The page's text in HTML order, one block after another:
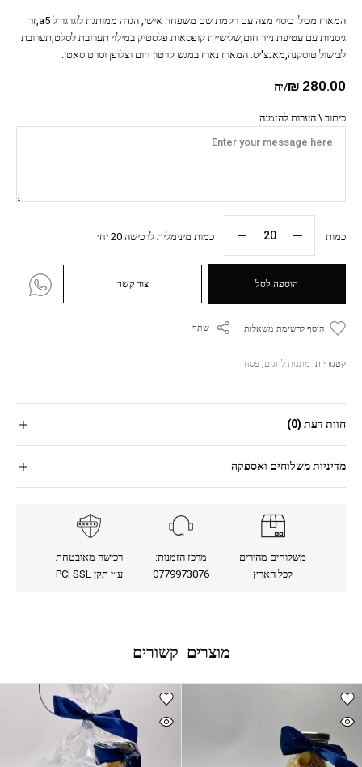
₪ 280.00 /יח
כיתוב \ הערות להזמנה
כמות כמות מינימלית לרכישה 20 יח׳
הוספה לסל צור קשר
הוסף לרשימת משאלות שתף
קטגוריות: מתנות לחגים, פסח
המארז מכיל: כיסוי מצה עם רקמת שם משפחה אישי, הגדה ממותגת לוגו גודל a5,זר
גיסניות עם עטיפת נייר חום,שלישיית קופסאות פלסטיק במילוי תערובת לסלט,תערובת
לבישול טוסקנה,מאנצ'יס. המארז נארז במגש קרטון חום וצלופן וסרט סאטן.
חוות דעת (0)
מדיניות משלוחים ואספקה
משלוחים מהירים
לכל הארץ
מרכז הזמנות:
0779973076
רכישה מאובטחת
ע״י תקן PCI SSL
מוצרים קשורים